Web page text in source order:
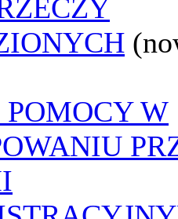
POMOCY W